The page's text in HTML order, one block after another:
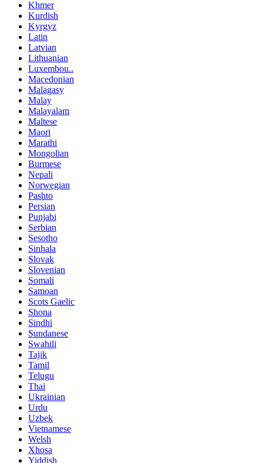
Khmer
Kurdish
Kyrgyz
Latin
Latvian
Lithuanian
Luxembou..
Macedonian
Malagasy
Malay
Malayalam
Maltese
Maori
Marathi
Mongolian
Burmese
Nepali
Norwegian
Pashto
Persian
Punjabi
Serbian
Sesotho
Sinhala
Slovak
Slovenian
Somali
Samoan
Scots Gaelic
Shona
Sindhi
Sundanese
Swahili
Tajik
Tamil
Telugu
Thai
Ukrainian
Urdu
Uzbek
Vietnamese
Welsh
Xhosa
Yiddish